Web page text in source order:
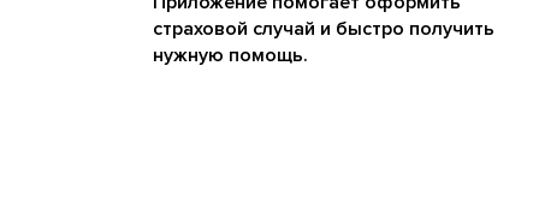
страховой случай и быстро получить
нужную помощь.